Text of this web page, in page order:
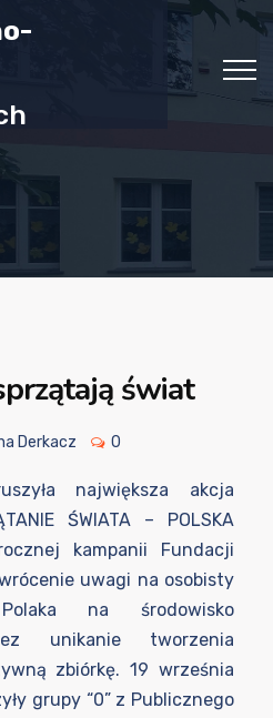
świat
Derkacz 0
największa akcja
ŚWIATA – POLSKA
kampanii Fundacji
uwagi na osobisty
na środowisko
unikanie tworzenia
zbiórkę. 19 września
grupy “0” z Publicznego